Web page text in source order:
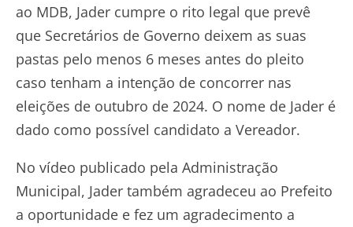
ao MDB, Jader cumpre o rito legal que prevê
que Secretários de Governo deixem as suas
pastas pelo menos 6 meses antes do pleito
caso tenham a intenção de concorrer nas
eleições de outubro de 2024. O nome de Jader é
dado como possível candidato a Vereador.
No vídeo publicado pela Administração
Municipal, Jader também agradeceu ao Prefeito
a oportunidade e fez um agradecimento a